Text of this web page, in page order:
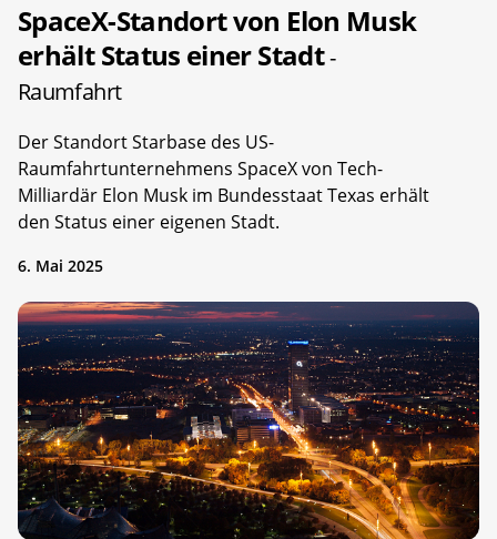
SpaceX-Standort von Elon Musk
erhält Status einer Stadt-
Raumfahrt
Der Standort Starbase des US-
Raumfahrtunternehmens SpaceX von Tech-
Milliardär Elon Musk im Bundesstaat Texas erhält
den Status einer eigenen Stadt.
6. Mai 2025